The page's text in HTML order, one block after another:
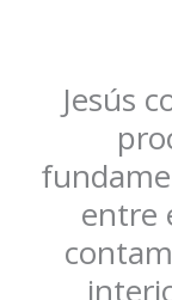
Jesús
entre